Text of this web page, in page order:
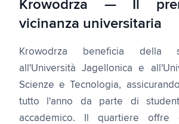
Krowodrza — Il
vicinanza universitaria
Krowodrza beneficia della
all'Università Jagellonica e
Scienze e Tecnologia,
tutto l'anno da parte di
accademico. Il quartiere